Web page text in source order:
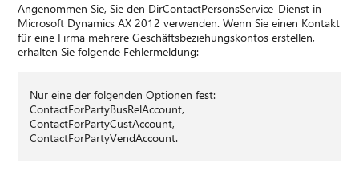
Angenommen Sie, Sie den DirContactPersonsService-Dienst in
Microsoft Dynamics AX 2012 verwenden. Wenn Sie einen Kontakt
für eine Firma mehrere Geschäftsbeziehungskontos erstellen,
erhalten Sie folgende Fehlermeldung:
Nur eine der folgenden Optionen fest:
ContactForPartyBusRelAccount,
ContactForPartyCustAccount,
ContactForPartyVendAccount.